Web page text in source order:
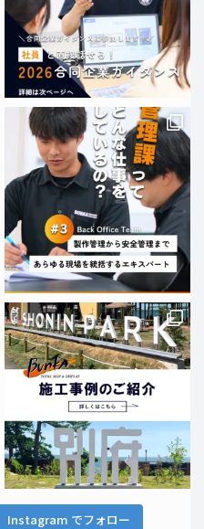
Instagram でフォロー